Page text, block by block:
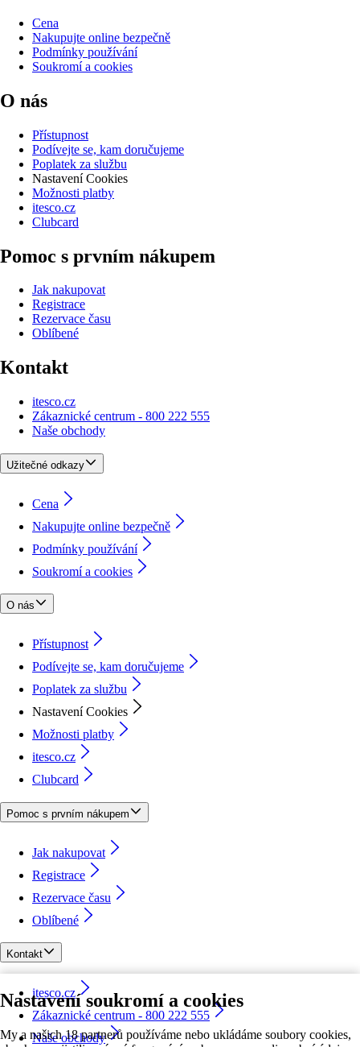
Nastavení soukromí a cookies
My a našich 18 partnerů používáme nebo ukládáme soubory cookies,
Cena
Nakupujte online bezpečně
Podmínky používání
Soukromí a cookies
O nás
Přístupnost
Podívejte se, kam doručujeme
Poplatek za službu
Nastavení Cookies
Možnosti platby
itesco.cz
Clubcard
Pomoc s prvním nákupem
Jak nakupovat
Registrace
Rezervace času
Oblíbené
Kontakt
itesco.cz
Zákaznické centrum - 800 222 555
Naše obchody
Užitečné odkazy
Cena
Nakupujte online bezpečně
Podmínky používání
Soukromí a cookies
O nás
Přístupnost
Podívejte se, kam doručujeme
Poplatek za službu
Nastavení Cookies
Možnosti platby
itesco.cz
Clubcard
Pomoc s prvním nákupem
Jak nakupovat
Registrace
Rezervace času
Oblíbené
Kontakt
itesco.cz
Zákaznické centrum - 800 222 555
Naše obchody